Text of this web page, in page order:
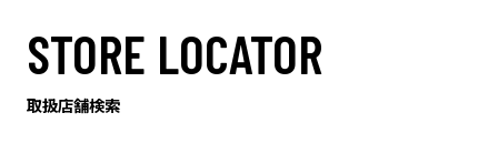
STORE LOCATOR
取扱店舗検索